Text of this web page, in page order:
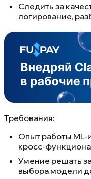
Следить за
логирование,
Требования:
Опыт работы
кросс-
Умение решать
выбора модели